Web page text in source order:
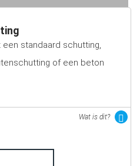
een standaard schutting,
of een beton
Wat is dit?